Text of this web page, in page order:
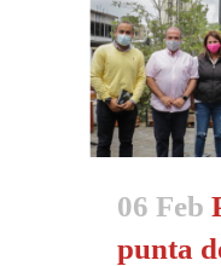
06 Feb
punta